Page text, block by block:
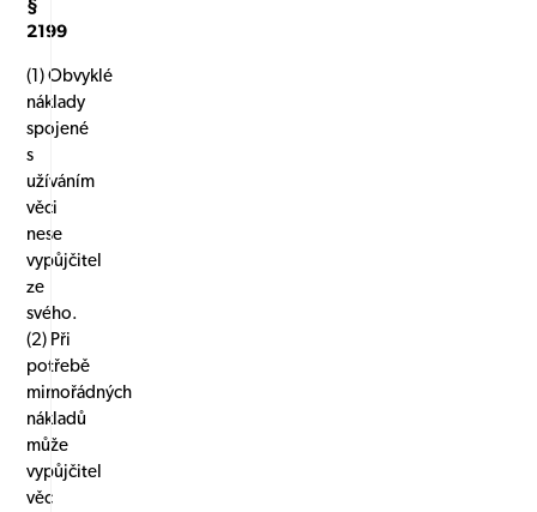
§
2199
(1) Obvyklé
náklady
spojené
s
užíváním
věci
nese
vypůjčitel
ze
svého.
(2) Při
potřebě
mimořádných
nákladů
může
vypůjčitel
věc